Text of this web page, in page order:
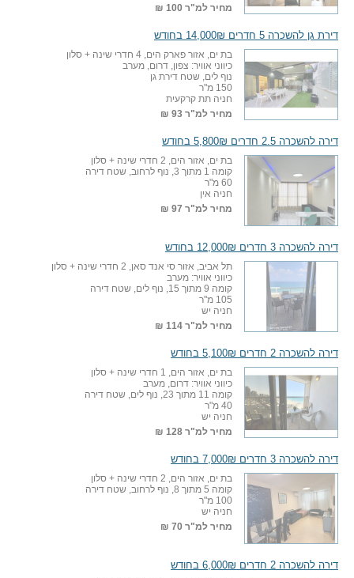
מחיר למ"ר 100 ₪
דירת גן להשכרה 5 חדרים 14,000₪ בחודש
בת ים, אזור פארק הים, 4 חדרי שינה + סלון
כיווני אוויר: צפון, דרום, מערב
נוף לים, שטח דירת גן
150 מ"ר
חניה תת קרקעית
מחיר למ"ר 93 ₪
דירה להשכרה 2.5 חדרים 5,800₪ בחודש
בת ים, אזור הים, 2 חדרי שינה + סלון
קומה 1 מתוך 3, נוף לרחוב, שטח דירה
60 מ"ר
חניה אין
מחיר למ"ר 97 ₪
דירה להשכרה 3 חדרים 12,000₪ בחודש
תל אביב, אזור סי אנד סאן, 2 חדרי שינה + סלון
כיווני אוויר: מערב
קומה 9 מתוך 15, נוף לים, שטח דירה
105 מ"ר
חניה יש
מחיר למ"ר 114 ₪
דירה להשכרה 2 חדרים 5,100₪ בחודש
בת ים, אזור הים, 1 חדרי שינה + סלון
כיווני אוויר: דרום, מערב
קומה 11 מתוך 23, נוף לים, שטח דירה
40 מ"ר
חניה יש
מחיר למ"ר 128 ₪
דירה להשכרה 3 חדרים 7,000₪ בחודש
בת ים, אזור הים, 2 חדרי שינה + סלון
קומה 5 מתוך 8, נוף לרחוב, שטח דירה
100 מ"ר
חניה יש
מחיר למ"ר 70 ₪
דירה להשכרה 2 חדרים 6,000₪ בחודש